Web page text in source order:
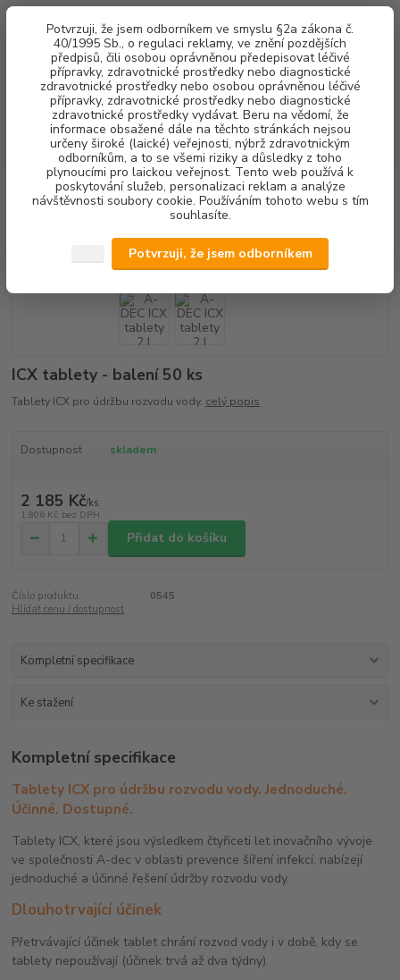
Potvrzuji, že jsem odborníkem ve smyslu §2a zákona č.
40/1995 Sb., o regulaci reklamy, ve znění pozdějších
předpisů, čili osobou oprávněnou předepisovat léčivé
přípravky, zdravotnické prostředky nebo diagnostické
zdravotnické prostředky nebo osobou oprávněnou léčivé
přípravky, zdravotnické prostředky nebo diagnostické
zdravotnické prostředky vydávat. Beru na vědomí, že
informace obsažené dále na těchto stránkách nejsou
určeny široké (laické) veřejnosti, nýbrž zdravotnickým
odborníkům, a to se všemi riziky a důsledky z toho
plynoucími pro laickou veřejnost. Tento web používá k
poskytování služeb, personalizaci reklam a analýze
návštěvnosti soubory cookie. Používáním tohoto webu s tím
souhlasíte.
Potvrzuji, že jsem odborníkem
Menu
CZK
Hledat
(Po-Pá, 8-16 hod.)
za0,00 Kč
DEZINFEKCE DEZINFEKCE VODY A-DEC ICX tablety 2 l
A-DEC ICX tablety 2 l
ICX tablety - balení 50 ks
Tablety ICX pro údržbu rozvodu vody. celý popis
Dostupnost skladem
2 185 Kč/ks
1 806 Kč bez DPH
Přidat do košíku
Číslo produktu:
0545
Hlídat cenu / dostupnost
Kompletní specifikace
Ke stažení
Kompletní specifikace
Tablety ICX pro údržbu rozvodu vody. Jednoduché.
Účinné. Dostupné.
Tablety ICX, které jsou výsledkem čtyřiceti let inovačního vývoje
ve společnosti A-dec v oblasti prevence šíření infekcí, nabízejí
jednoduché a účinné řešení údržby rozvodu vody.
Dlouhotrvající účinek
Přetrvávající účinek tablet chrání rozvod vody i v době, kdy se
tablety nepoužívají (účinek trvá až dva týdny).